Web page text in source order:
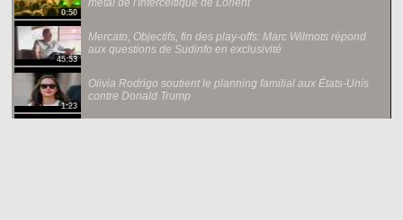
0:50
45:53
Mercato, Objectifs, fin des play-offs: Marc Wilmots répond
aux questions de Sudinfo en exclusivité
1:23
Olivia Rodrigo soutient le planning familial aux États-Unis
contre Donald Trump